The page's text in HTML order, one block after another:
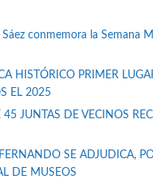
Sáez conmemora la
HISTÓRICO PRIMER
EL 2025
JUNTAS DE VECINOS
SE ADJUDICA,
DE MUSEOS